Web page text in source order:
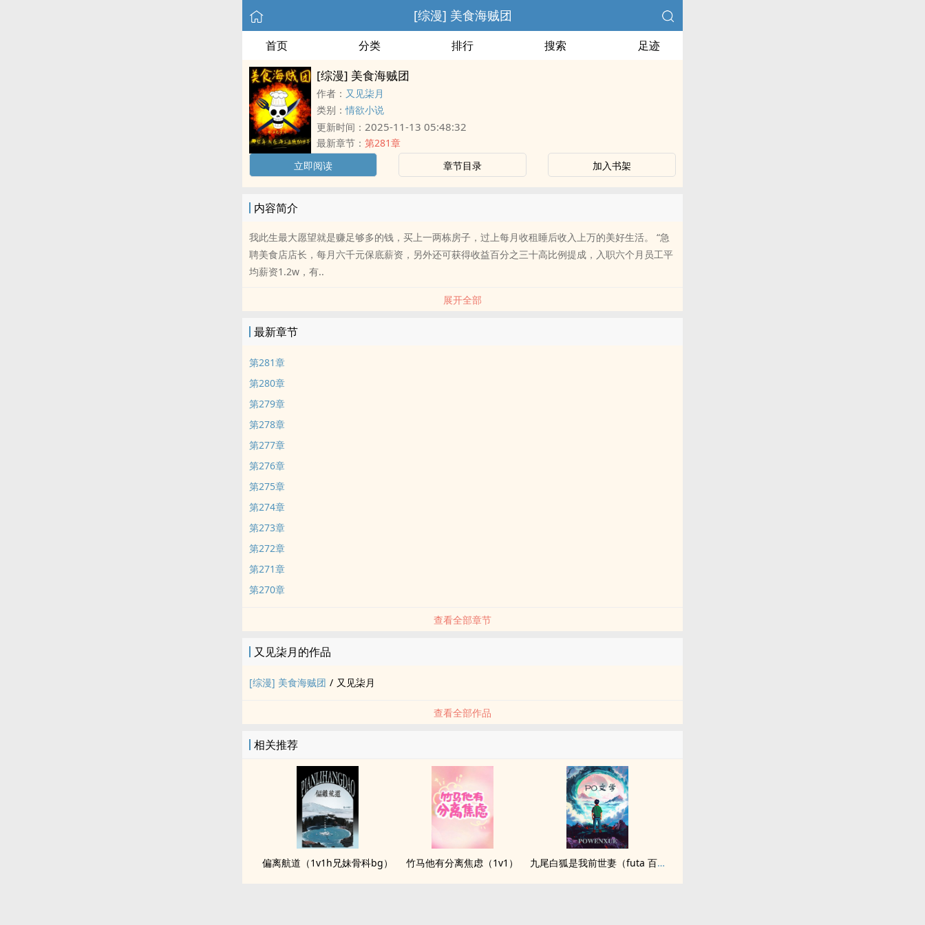
[综漫] 美食海贼团
首页 分类 排行 搜索 足迹
[综漫] 美食海贼团
作者： 又见柒月
类别：情欲小说
更新时间： 2025-11-13 05:48:32
最新章节： 第281章
立即阅读
章节目录 加入书架
内容简介
我此生最大愿望就是赚足够多的钱，买上一两栋房子，过上每月收租睡后收入上万的美好生活。 “急
聘美食店店长，每月六千元保底薪资，另外还可获得收益百分之三十高比例提成，入职六个月员工平
均薪资1.2w，有..
展开全部
最新章节
第281章
第280章
第279章
第278章
第277章
第276章
第275章
第274章
第273章
第272章
第271章
第270章
查看全部章节
又见柒月的作品
[综漫] 美食海贼团 / 又见柒月
查看全部作品
相关推荐
偏离航道（1v1h兄妹骨科bg） 竹马他有分离焦虑（1v1） 九尾白狐是我前世妻（futa 百合）